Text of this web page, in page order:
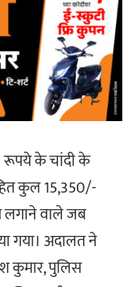
रूपये के चांदी के
कुल 15,350/-
लगाने वाले जब
गया। अदालत ने
कुमार, पुलिस